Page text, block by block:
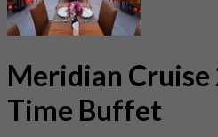
Meridian Cruise
Time Buffet